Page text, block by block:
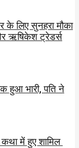
के लिए सुनहरा मौका
ऋषिकेश ट्रेडर्स
हुआ भारी, पति ने
में हुए शामिल